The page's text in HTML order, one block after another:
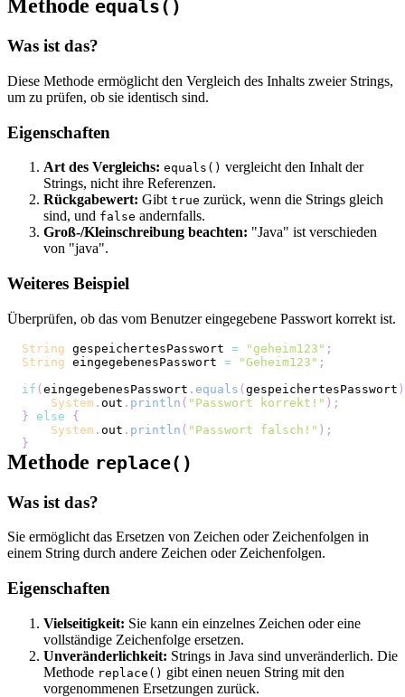
Methode equals()
Was ist das?
Diese Methode ermöglicht den Vergleich des Inhalts zweier Strings,
um zu prüfen, ob sie identisch sind.
Eigenschaften
Art des Vergleichs: equals() vergleicht den Inhalt der
Strings, nicht ihre Referenzen.
Rückgabewert: Gibt true zurück, wenn die Strings gleich
sind, und false andernfalls.
Groß-/Kleinschreibung beachten: "Java" ist verschieden
von "java".
Weiteres Beispiel
Überprüfen, ob das vom Benutzer eingegebene Passwort korrekt ist.
String gespeichertesPasswort = "geheim123" ;
String eingegebenesPasswort = "Geheim123" ;
if ( eingegebenesPasswort . equals ( gespeichertesPasswort )
System . out . println ( "Passwort korrekt!" ) ;
}
else
{
System . out . println ( "Passwort falsch!" ) ;
}
Methode replace()
Was ist das?
Sie ermöglicht das Ersetzen von Zeichen oder Zeichenfolgen in
einem String durch andere Zeichen oder Zeichenfolgen.
Eigenschaften
Vielseitigkeit: Sie kann ein einzelnes Zeichen oder eine
vollständige Zeichenfolge ersetzen.
Unveränderlichkeit: Strings in Java sind unveränderlich. Die
Methode replace() gibt einen neuen String mit den
vorgenommenen Ersetzungen zurück.